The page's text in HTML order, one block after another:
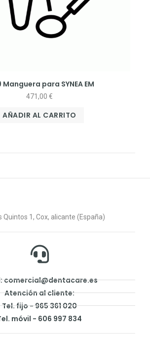
Manguera para SYNEA EM
471,00 €
AÑADIR AL CARRITO
Quintos 1, Cox, alicante (España)
comercial@dentacare.es
Atención al cliente:
Tel. fijo - 965 361 020
móvil - 606 997 834